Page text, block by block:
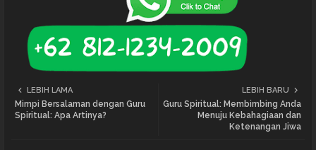
LEBIH BARU
Guru Spiritual: Membimbing Anda
Menuju Kebahagiaan dan
Ketenangan Jiwa
LEBIH LAMA
Mimpi Bersalaman dengan Guru
Spiritual: Apa Artinya?